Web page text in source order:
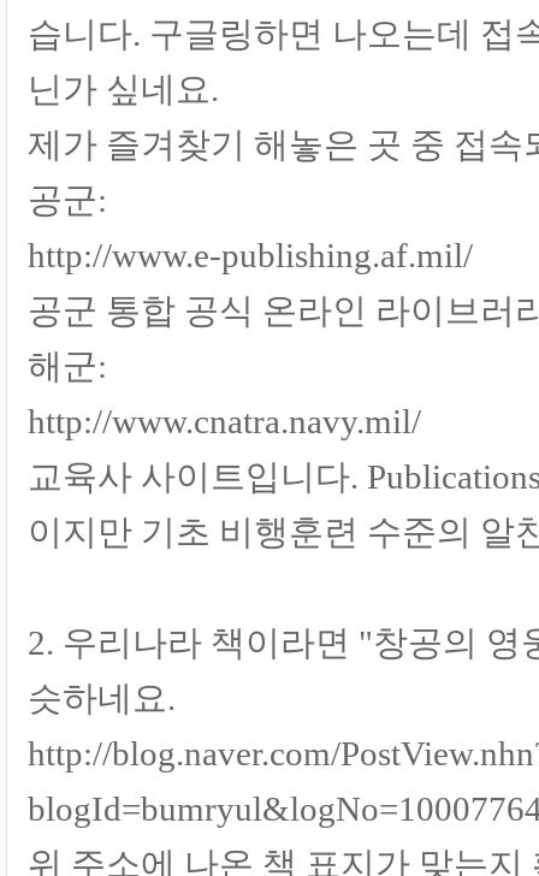
습니다. 구글링하면 나오는데 접
닌가 싶네요.
제가 즐겨찾기 해놓은 곳 중 접속
공군:
http://www.e-publishing.af.mil/
공군 통합 공식 온라인 라이브러
해군:
http://www.cnatra.navy.mil/
교육사 사이트입니다.
이지만 기초 비행훈련 수준의 알
2. 우리나라 책이라면 "창공의
슷하네요.
http://blog.naver.com/
위 주소에 나온 책 표지가 맞는